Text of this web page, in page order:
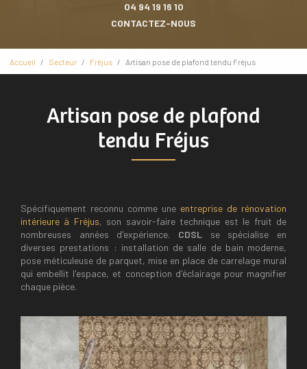
04 94 19 16 10
CONTACTEZ-NOUS
Accueil Secteur Fréjus Artisan pose de plafond tendu Fréjus
Artisan pose de plafond
tendu Fréjus
Spécifiquement reconnu comme une entreprise de rénovation
intérieure à Fréjus, son savoir-faire technique est le fruit de
nombreuses années d'expérience. CDSL se spécialise en
diverses prestations : installation de salle de bain moderne,
pose méticuleuse de parquet, mise en place de carrelage mural
qui embellit l'espace, et conception d'éclairage pour magnifier
chaque pièce.